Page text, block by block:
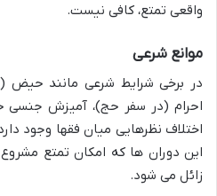
واقعی تمتع، کافی نیست.
موانع شرعی
در برخی شرایط شرعی مانند حیض
احرام (در سفر حج)، آمیزش جنسی
اختلاف نظرهایی میان فقها وجود
این دوران ها که امکان تمتع
زائل می شود.